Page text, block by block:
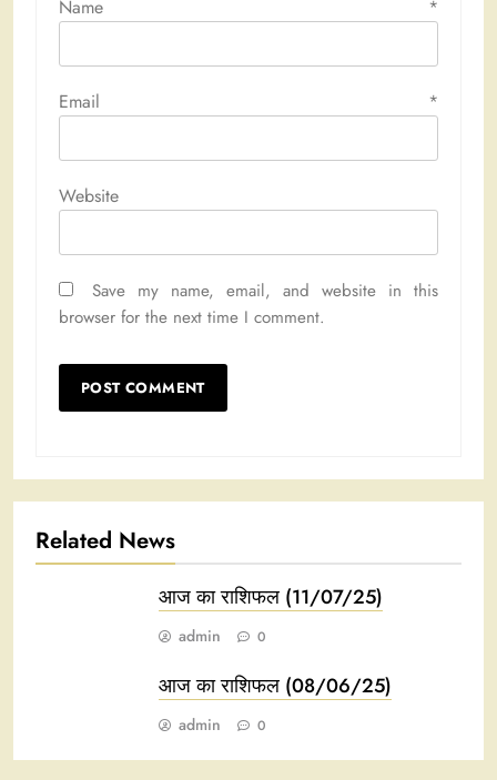
Name *
Email *
Website
Save my name, email, and website in this
browser for the next time I comment.
Related News
आज का राशिफल (11/07/25)
admin 0
आज का राशिफल (08/06/25)
admin 0